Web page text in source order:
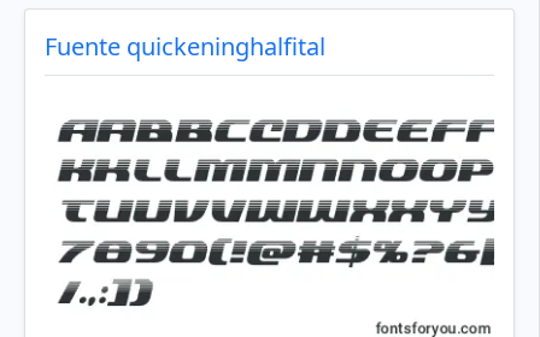
Fuente quickeninghalfital